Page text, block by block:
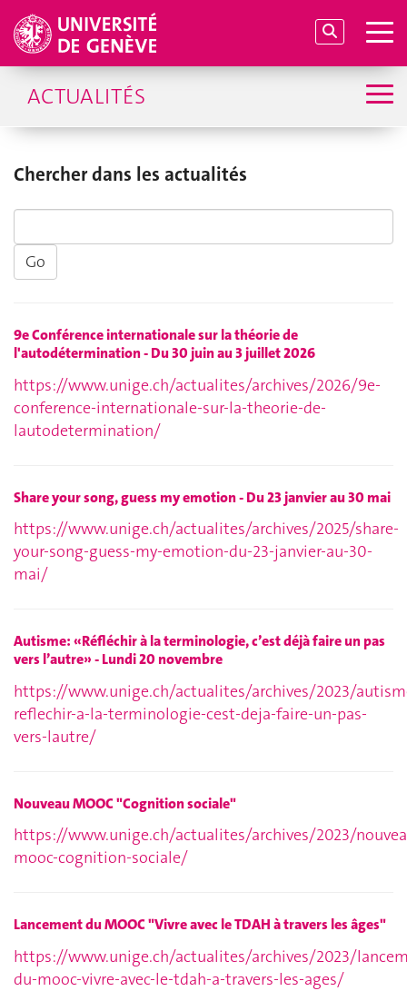
ACTUALITÉS
Chercher dans les actualités
9e Conférence internationale sur la théorie de
l'autodétermination - Du 30 juin au 3 juillet 2026
https://www.unige.ch/actualites/archives/2026/9e-
conference-internationale-sur-la-theorie-de-
lautodetermination/
Share your song, guess my emotion - Du 23 janvier au 30 mai
https://www.unige.ch/actualites/archives/2025/share-
your-song-guess-my-emotion-du-23-janvier-au-30-
mai/
Autisme: «Réfléchir à la terminologie, c’est déjà faire un pas
vers l’autre» - Lundi 20 novembre
https://www.unige.ch/actualites/archives/2023/
reflechir-a-la-terminologie-cest-deja-faire-un-pas-
vers-lautre/
Nouveau MOOC "Cognition sociale"
https://www.unige.ch/actualites/archives/2023/
mooc-cognition-sociale/
Lancement du MOOC "Vivre avec le TDAH à travers les âges"
https://www.unige.ch/actualites/archives/2023/
du-mooc-vivre-avec-le-tdah-a-travers-les-ages/